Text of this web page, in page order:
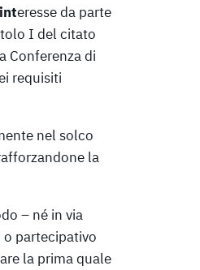
eresse da parte
I del citato
Conferenza di
requisiti
nel solco
la
– né in via
o partecipativo
la prima quale